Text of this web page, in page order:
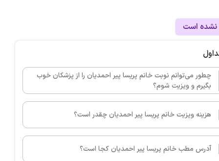
نشده است
چطور می‌توانم نوبت خانم پریسا پیر احمدیان را از پزشکان خوب
بگیرم و ویزیت شوم؟
هزینه ویزیت خانم پریسا پیر احمدیان چقدر است؟
آدرس مطب خانم پریسا پیر احمدیان کجا است؟